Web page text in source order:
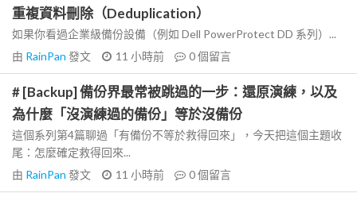
重複資料刪除（Deduplication）
如果你看過企業級備份設備（例如 Dell PowerProtect DD 系列）...
由 RainPan 發文 11 小時前 0個留言
# [Backup] 備份界最常被跳過的一步：還原演練，以及
為什麼「沒演練過的備份」等於沒備份
這個系列第4篇聊過「有備份不等於救得回來」，今天把這個主題收
尾：怎麼確定救得回來...
由 RainPan 發文 11 小時前 0個留言